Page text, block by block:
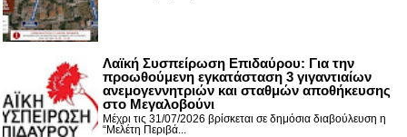
Λαϊκή Συσπείρωση Επιδαύρου: Για την
προωθούμενη εγκατάσταση 3 γιγαντιαίων
ανεμογεννητριών και σταθμών αποθήκευσης
στο Μεγαλοβούνι
Μέχρι τις 31/07/2026 βρίσκεται σε δημόσια διαβούλευση η
“Μελέτη Περιβά...